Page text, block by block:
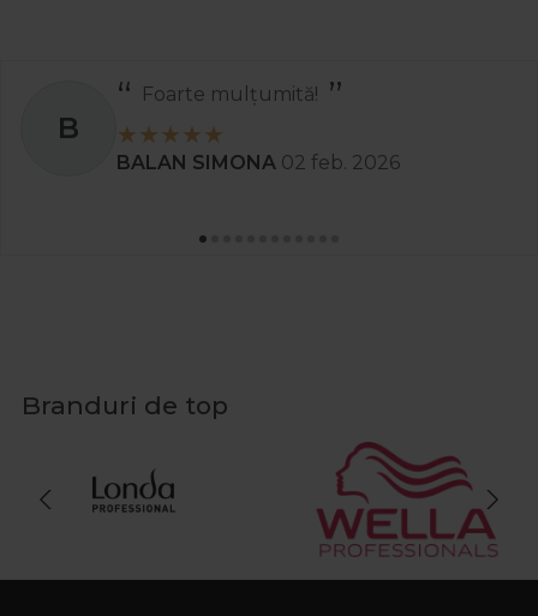
S
Recomand
Stanciu Aura Andreea
Branduri de top